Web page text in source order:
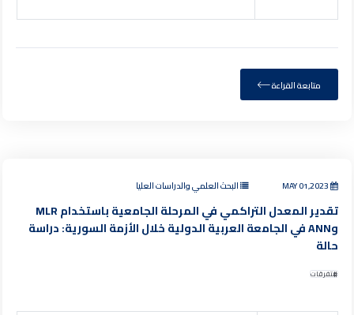
متابعة القراءة
البحث العلمي والدراسات العليا
تقدير المعدل التراكمي في المرحلة الجامعية باستخدام MLR
وANN في الجامعة العربية الدولية خلال الأزمة السورية: دراسة
حالة
متفرقات